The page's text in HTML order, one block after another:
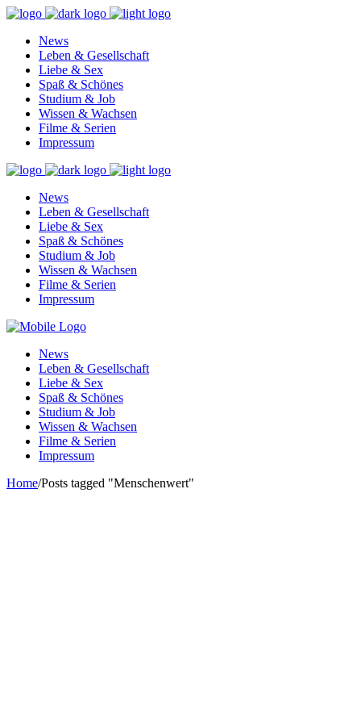
News
Leben & Gesellschaft
Liebe & Sex
Spaß & Schönes
Studium & Job
Wissen & Wachsen
Filme & Serien
Impressum
News
Leben & Gesellschaft
Liebe & Sex
Spaß & Schönes
Studium & Job
Wissen & Wachsen
Filme & Serien
Impressum
News
Leben & Gesellschaft
Liebe & Sex
Spaß & Schönes
Studium & Job
Wissen & Wachsen
Filme & Serien
Impressum
Home/Posts tagged "Menschenwert"